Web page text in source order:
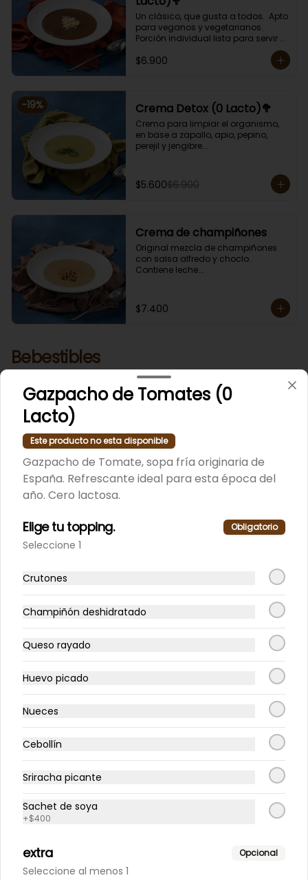
Un clásico, que gusta a todos.  Apto
para veganos y vegetarianos.
Porción individual lista para servir
$6.900
-19% Crema Detox (0 Lacto)🥦
Crema para limpiar el organismo,
en base a zapallo, apio, pepino,
perejil y jengibre.
de 400 grs.
$5.600$6.900
Crema de champiñones
Original mezcla de champiñones
con salsa alfredo y choclo.
Contiene leche.
$7.400
Bebestibles
Variedad de los bebestibles de moda; Kombucha y Jugos
de fruta marca Rico.
Variedad de los famosos jugos de
fruta, marca Rico de 490 ml.
Variedad de la famosa bebida de
Conócenos
Comunícate con nosotros: Contacto@sopeando.cl
Términos y condiciones
Gazpacho de Tomates (0
Lacto)
Este producto no esta disponible
Gazpacho de Tomate, sopa fría originaria de
España. Refrescante ideal para esta época del
año. Cero lactosa.
Elige tu topping. Obligatorio
Seleccione 1
Crutones
Champiñón deshidratado
Queso rayado
Huevo picado
Nueces
Cebollín
Sriracha picante
Sachet de soya
+$400
extra Opcional
Seleccione al menos 1